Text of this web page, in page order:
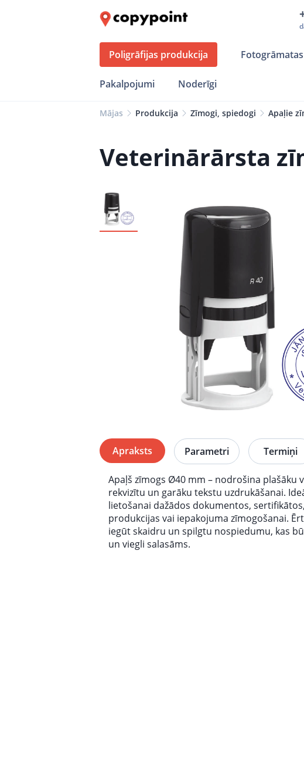
Poligrāfijas produkcija Fotogrāmatas
Pakalpojumi Noderīgi
Mājas Produkcija Zīmogi, spiedogi Apaļie
Veterinārārsta
Apraksts Parametri Termiņi
Apaļš zīmogs Ø40 mm – nodrošina plašāku
rekvizītu un garāku tekstu uzdrukāšanai.
lietošanai dažādos dokumentos,
produkcijas vai iepakojuma zīmogošanai.
iegūt skaidru un spilgtu nospiedumu, kas
un viegli salasāms.